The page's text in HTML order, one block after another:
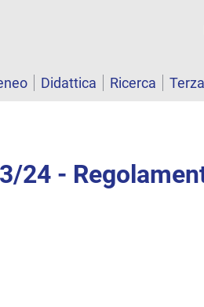
Didattica Ricerca
24 -